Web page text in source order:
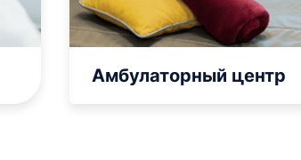
Амбулаторный центр